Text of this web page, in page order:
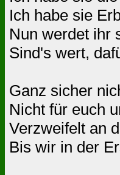
Ich habe sie
Nun werdet ihr
Sind's wert,
Ganz sicher
Nicht für euch
Verzweifelt an
Bis wir in der